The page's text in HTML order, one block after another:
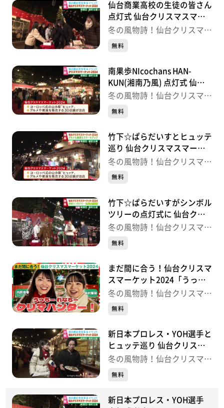
仙台商業高校の生徒の皆さん
点灯式 仙台クリスマスマー
ケット
冬の風物詩！仙台クリスマス
マーケット
無料
南果歩NIcochans HAN-
KUN(湘南乃風) 点灯式 仙台
クリスマスマーケット
冬の風物詩！仙台クリスマス
マーケット
無料
竹下☆ぱらだいすとヒュッテ
巡り 仙台クリスマスマーケ
ット
冬の風物詩！仙台クリスマス
マーケット
無料
竹下☆ぱらだいすがシンボル
ツリーの点灯式に 仙台クリ
スマスマーケット開幕
冬の風物詩！仙台クリスマス
マーケット
無料
まだ間に合う！仙台クリスマ
スマーケット2024「うっち
ー れなちー クリマハンタ
冬の風物詩！仙台クリスマス
マーケット
無料
新日本プロレス・YOH選手と
ヒュッテ巡り 仙台クリスマ
スマーケット
冬の風物詩！仙台クリスマス
マーケット
無料
新日本プロレス・YOH選手